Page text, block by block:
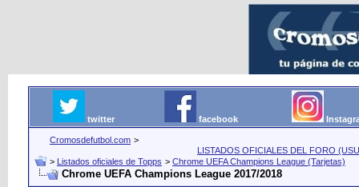
twitter facebook
Cromosdefutbol.com >
LISTADOS OFICIALES DEL FORO
> Listados oficiales de Topps > Chrome UEFA Champions League (Tarjetas)
Chrome UEFA Champions League 2017/2018